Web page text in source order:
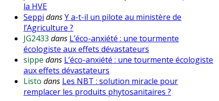
la HVE
Seppi dansY a-t-il un pilote au ministère de
l’Agriculture ?
JG2433 dans L’éco-anxiété : une tourmente
écologiste aux effets dévastateurs
sippe dans L’éco-anxiété : une tourmente écologiste
aux effets dévastateurs
Listo dans Les NBT : solution miracle pour
remplacer les produits phytosanitaires ?